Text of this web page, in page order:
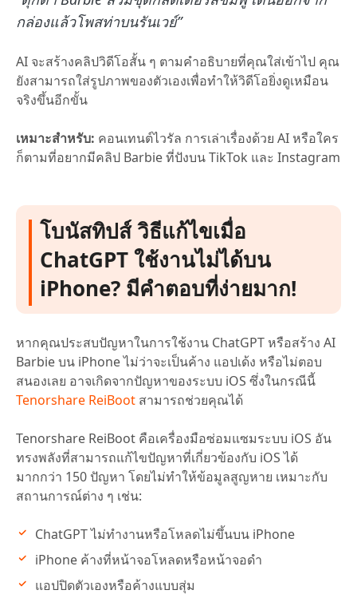
กล่องแล้วโพสท่าบนรันเวย์”
AI จะสร้างคลิปวิดีโอสั้น ๆ ตามคำอธิบายที่คุณใส่เข้าไป คุณ
ยังสามารถใส่รูปภาพของตัวเองเพื่อทำให้วิดีโอยิ่งดูเหมือน
จริงขึ้นอีกขั้น
เหมาะสำหรับ: คอนเทนต์ไวรัล การเล่าเรื่องด้วย AI หรือใคร
ก็ตามที่อยากมีคลิป Barbie ที่ปังบน TikTok และ Instagram
โบนัสทิปส์ วิธีแก้ไขเมื่อ
ChatGPT ใช้งานไม่ได้บน
iPhone? มีคำตอบที่ง่ายมาก!
หากคุณประสบปัญหาในการใช้งาน ChatGPT หรือสร้าง AI
Barbie บน iPhone ไม่ว่าจะเป็นค้าง แอปเด้ง หรือไม่ตอบ
สนองเลย อาจเกิดจากปัญหาของระบบ iOS ซึ่งในกรณีนี้
Tenorshare ReiBoot สามารถช่วยคุณได้
Tenorshare ReiBoot คือเครื่องมือซ่อมแซมระบบ iOS อัน
ทรงพลังที่สามารถแก้ไขปัญหาที่เกี่ยวข้องกับ iOS ได้
มากกว่า 150 ปัญหา โดยไม่ทำให้ข้อมูลสูญหาย เหมาะกับ
สถานการณ์ต่าง ๆ เช่น:
ChatGPT ไม่ทำงานหรือโหลดไม่ขึ้นบน iPhone
iPhone ค้างที่หน้าจอโหลดหรือหน้าจอดำ
แอปปิดตัวเองหรือค้างแบบสุ่ม